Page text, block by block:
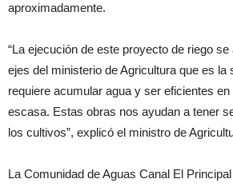
aproximadamente.
“La ejecución de este proyecto de riego
ejes del ministerio de Agricultura que es la
requiere acumular agua y ser eficientes
escasa. Estas obras nos ayudan a tener
los cultivos”, explicó el ministro de
La Comunidad de Aguas Canal El